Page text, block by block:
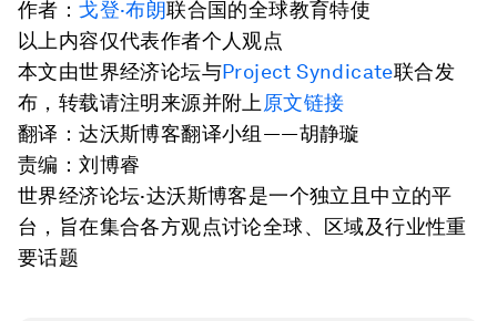
作者：戈登·布朗联合国的全球教育特使
以上内容仅代表作者个人观点
本文由世界经济论坛与Project Syndicate联合发
布，转载请注明来源并附上 原文链接
翻译：达沃斯博客翻译小组——胡静璇
责编：刘博睿
世界经济论坛·达沃斯博客是一个独立且中立的平
台，旨在集合各方观点讨论全球、区域及行业性重
要话题